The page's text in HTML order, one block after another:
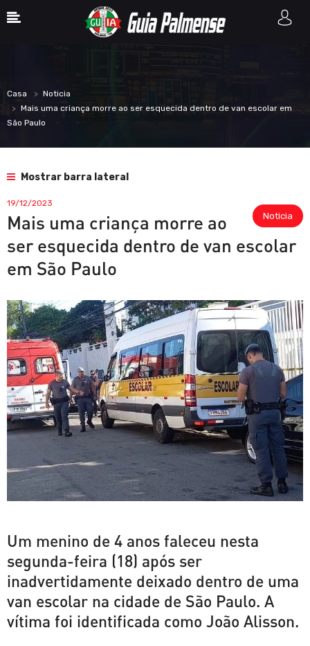
Casa
Noticia
Mais uma criança morre ao ser esquecida dentro de van escolar em
São Paulo
Mostrar barra lateral
Noticia
19/12/2023
Mais uma criança morre ao
ser esquecida dentro de van escolar
em São Paulo
Um menino de 4 anos faleceu nesta
segunda-feira (18) após ser
inadvertidamente deixado dentro de uma
van escolar na cidade de São Paulo. A
vítima foi identificada como João Alisson.